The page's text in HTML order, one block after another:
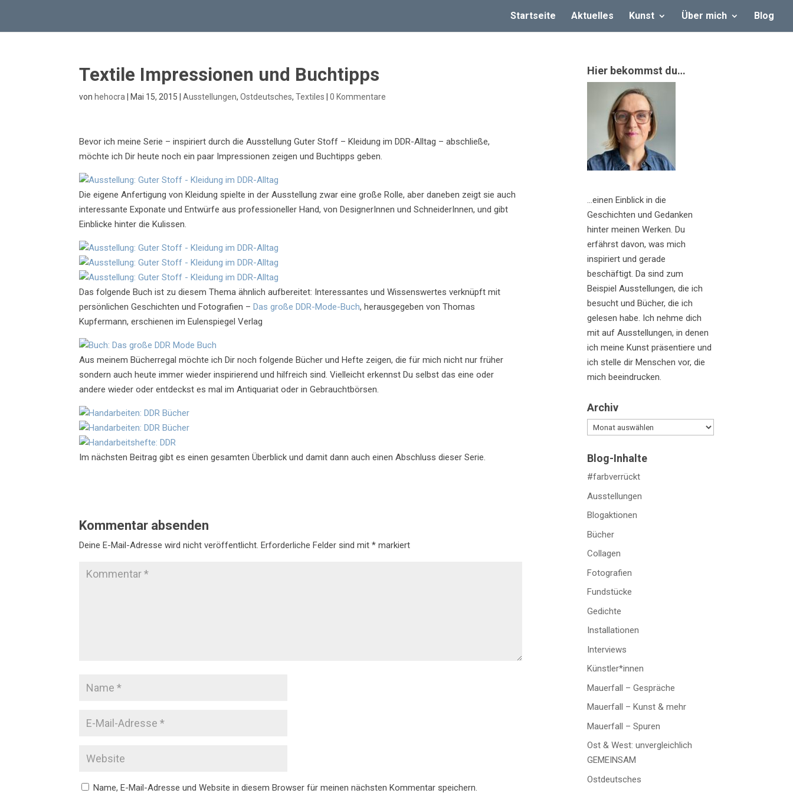
Startseite Aktuelles Kunst Über mich Blog
Textile Impressionen und Buchtipps
von hehocra Mai 15, 2015 |Ausstellungen,Ostdeutsches,Textiles |0 Kommentare
Bevor ich meine Serie – inspiriert durch die Ausstellung Guter Stoff – Kleidung im DDR-Alltag – abschließe,
möchte ich Dir heute noch ein paar Impressionen zeigen und Buchtipps geben.
Die eigene Anfertigung von Kleidung spielte in der Ausstellung zwar eine große Rolle, aber daneben zeigt sie auch
interessante Exponate und Entwürfe aus professioneller Hand, von DesignerInnen und SchneiderInnen, und gibt
Einblicke hinter die Kulissen.
Das folgende Buch ist zu diesem Thema ähnlich aufbereitet: Interessantes und Wissenswertes verknüpft mit
persönlichen Geschichten und Fotografien –Das große DDR-Mode-Buch, herausgegeben von Thomas
Kupfermann, erschienen im Eulenspiegel Verlag
Aus meinem Bücherregal möchte ich Dir noch folgende Bücher und Hefte zeigen, die für mich nicht nur früher
sondern auch heute immer wieder inspirierend und hilfreich sind. Vielleicht erkennst Du selbst das eine oder
andere wieder oder entdeckst es mal im Antiquariat oder in Gebrauchtbörsen.
Im nächsten Beitrag gibt es einen gesamten Überblick und damit dann auch einen Abschluss dieser Serie.
Kommentar absenden
Deine E-Mail-Adresse wird nicht veröffentlicht. Erforderliche Felder sind mit* markiert
Name, E-Mail-Adresse und Website in diesem Browser für meinen nächsten Kommentar speichern.
Hier bekommst du…
…einen Einblick in die
Geschichten und Gedanken
hinter meinen Werken. Du
erfährst davon, was mich
inspiriert und gerade
beschäftigt. Da sind zum
Beispiel Ausstellungen, die ich
besucht und Bücher, die ich
gelesen habe. Ich nehme dich
mit auf Ausstellungen, in denen
ich meine Kunst präsentiere und
ich stelle dir Menschen vor, die
mich beeindrucken.
Archiv
Archiv
Blog-Inhalte
#farbverrückt
Ausstellungen
Blogaktionen
Bücher
Collagen
Fotografien
Fundstücke
Gedichte
Installationen
Interviews
Künstler*innen
Mauerfall – Gespräche
Mauerfall – Kunst & mehr
Mauerfall – Spuren
Ost & West: unvergleichlich
GEMEINSAM
Ostdeutsches